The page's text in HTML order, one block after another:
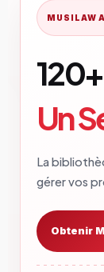
MUSILAW
Un
La
gérer vos
Obtenir